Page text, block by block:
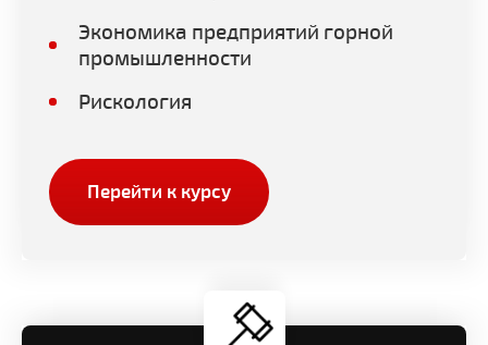
Экономика предприятий горной
промышленности
Рискология
Перейти к курсу